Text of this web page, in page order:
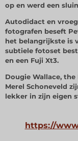
op en werd een
Autodidact en
fotografen beseft
het belangrijkste is
subtiele fotoset
en een Fuji Xt3.
Dougie Wallace,
Merel Schoneveld
lekker in zijn eigen
https://